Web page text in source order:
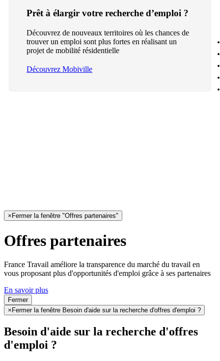
Prêt à élargir votre recherche d’emploi ?
Découvrez de nouveaux territoires où les chances de
trouver un emploi sont plus fortes en réalisant un
projet de mobilité résidentielle
Découvrez Mobiville
× Fermer la fenêtre "Offres partenaires"
Offres partenaires
France Travail améliore la transparence du marché du travail en
vous proposant plus d'opportunités d'emploi grâce à ses partenaires
En savoir plus
Fermer
× Fermer la fenêtre Besoin d'aide sur la recherche d'offres d'emploi ?
Besoin d'aide sur la recherche d'offres
d'emploi ?